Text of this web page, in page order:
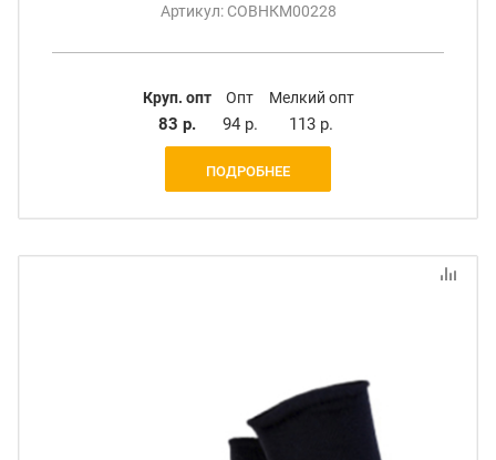
Артикул: СОВНКМ00228
Круп. опт
83 р.
Опт
94 р.
Мелкий опт
113 р.
ПОДРОБНЕЕ